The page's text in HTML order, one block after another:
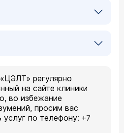
регулярно
на сайте клиники
во избежание
просим вас
услуг по телефону: +7